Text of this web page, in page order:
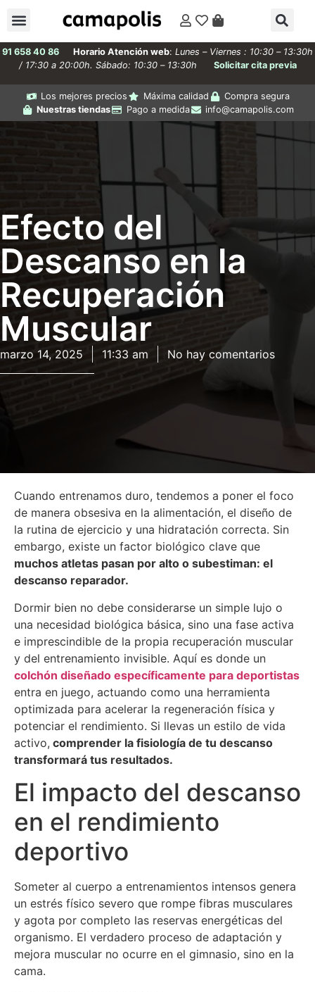
91 658 40 86 Horario Atención web: Lunes – Viernes : 10:30 – 13:30h
/ 17:30 a 20:00h. Sábado: 10:30 – 13:30h
Solicitar cita previa
Los mejores precios Máxima calidad
Compra segura
Nuestras tiendas
Pago a medida info@camapolis.com
Efecto del
Descanso en la
Recuperación
Muscular
marzo 14, 2025 11:33 am No hay comentarios
Cuando entrenamos duro, tendemos a poner el foco
de manera obsesiva en la alimentación, el diseño de
la rutina de ejercicio y una hidratación correcta. Sin
embargo, existe un factor biológico clave que
muchos atletas pasan por alto o subestiman: el
descanso reparador.
Dormir bien no debe considerarse un simple lujo o
una necesidad biológica básica, sino una fase activa
e imprescindible de la propia recuperación muscular
y del entrenamiento invisible. Aquí es donde un
colchón diseñado específicamente para deportistas
entra en juego, actuando como una herramienta
optimizada para acelerar la regeneración física y
potenciar el rendimiento. Si llevas un estilo de vida
activo, comprender la fisiología de tu descanso
transformará tus resultados.
El impacto del descanso
en el rendimiento
deportivo
Someter al cuerpo a entrenamientos intensos genera
un estrés físico severo que rompe fibras musculares
y agota por completo las reservas energéticas del
organismo. El verdadero proceso de adaptación y
mejora muscular no ocurre en el gimnasio, sino en la
cama.